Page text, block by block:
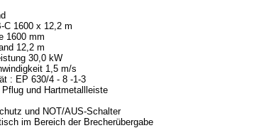
C 1600 x 12,2 m
1600 mm
12,2 m
30,0 kW
1,5 m/s
: EP 630/4 - 8 -1-3
und Hartmetallleiste
und NOT/AUS-Schalter
im Bereich der Brecherübergabe